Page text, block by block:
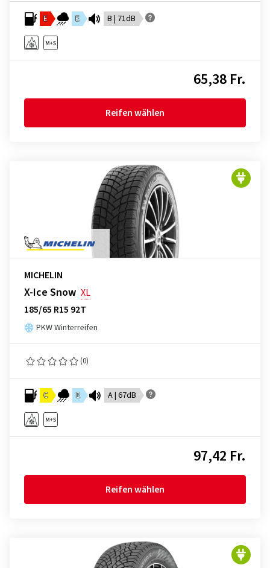
E E B | 71dB
65,38 Fr.
Reifen wählen
MICHELIN
X-Ice Snow XL
185/65 R15 92T
PKW Winterreifen
(0)
C E A | 67dB
97,42 Fr.
Reifen wählen